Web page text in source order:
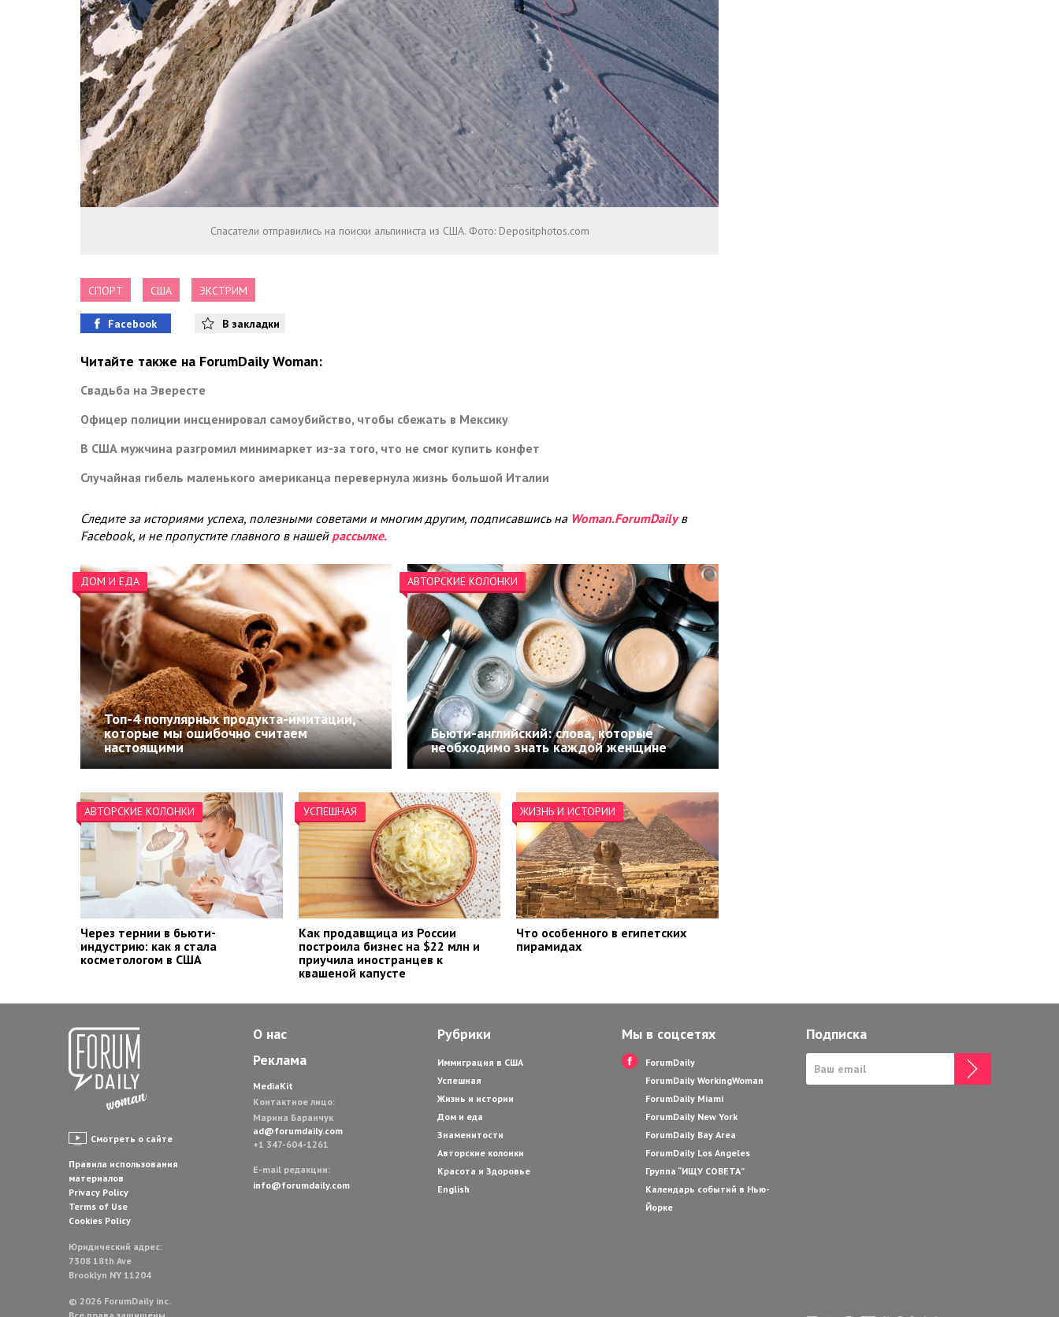
Спасатели отправились на поиски альпиниста из США. Фото: Depositphotos.com
СПОРТ США ЭКСТРИМ
Facebook В закладки
Читайте также на ForumDaily Woman:
Свадьба на Эвересте
Офицер полиции инсценировал самоубийство, чтобы сбежать в Мексику
В США мужчина разгромил минимаркет из-за того, что не смог купить конфет
Случайная гибель маленького американца перевернула жизнь большой Италии
Следите за историями успеха, полезными советами и многим другим, подписавшись на Woman.ForumDailyв
Facebook, и не пропустите главного в нашей рассылке.
ДОМ И ЕДА
Топ-4 популярных продукта-имитации,
которые мы ошибочно считаем
настоящими
АВТОРСКИЕ КОЛОНКИ
Бьюти-английский: слова, которые
необходимо знать каждой женщине
АВТОРСКИЕ КОЛОНКИ
Через тернии в бьюти-
индустрию: как я стала
косметологом в США
УСПЕШНАЯ
Как продавщица из России
построила бизнес на $22 млн и
приучила иностранцев к
квашеной капусте
ЖИЗНЬ И ИСТОРИИ
Что особенного в египетских
пирамидах
Смотреть о сайте
Правила использования
материалов
Privacy Policy
Terms of Use
Cookies Policy
Юридический адрес:
7308 18th Ave
Brooklyn NY 11204
© 2026 ForumDaily inc.
О нас
Реклама
MediaKit
Контактное лицо:
Марина Баранчук
ad@forumdaily.com
+1 347-604-1261
E-mail редакции:
info@forumdaily.com
Рубрики
Иммиграция в США
Успешная
Жизнь и истории
Дом и еда
Знаменитости
Авторские колонки
Красота и Здоровье
English
Мы в соцсетях
ForumDaily
ForumDaily WorkingWoman
ForumDaily Miami
ForumDaily New York
ForumDaily Bay Area
ForumDaily Los Angeles
Группа “ИЩУ СОВЕТА”
Календарь событий в Нью-
Йорке
Подписка